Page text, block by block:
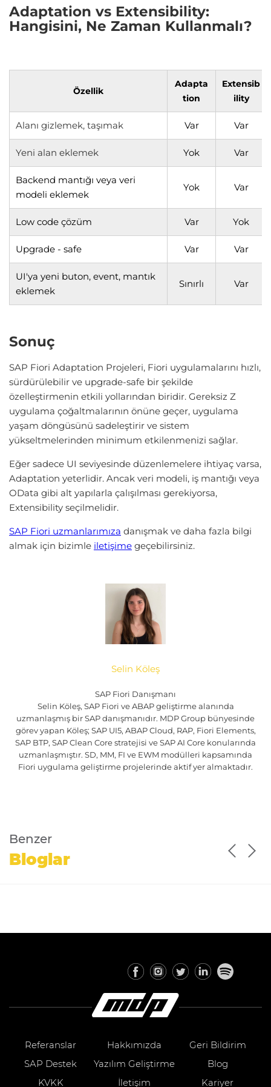
Adaptation vs Extensibility:
Hangisini, Ne Zaman Kullanmalı?
Özellik
Adapta
tion
Extensib
ility
Alanı gizlemek, taşımak Var Var
Yeni alan eklemek Yok Var
Backend mantığı veya veri
modeli eklemek
Yok Var
Low code çözüm Var Yok
Upgrade - safe Var Var
UI'ya yeni buton, event, mantık
eklemek
Sınırlı Var
Sonuç
SAP Fiori Adaptation Projeleri, Fiori uygulamalarını hızlı,
sürdürülebilir ve upgrade-safe bir şekilde
özelleştirmenin etkili yollarından biridir. Gereksiz Z
uygulama çoğaltmalarının önüne geçer, uygulama
yaşam döngüsünü sadeleştirir ve sistem
yükseltmelerinden minimum etkilenmenizi sağlar.
Eğer sadece UI seviyesinde düzenlemelere ihtiyaç varsa,
Adaptation yeterlidir. Ancak veri modeli, iş mantığı veya
OData gibi alt yapılarla çalışılması gerekiyorsa,
Extensibility seçilmelidir.
SAP Fiori uzmanlarımıza danışmak ve daha fazla bilgi
almak için bizimle iletişime geçebilirsiniz.
Selin Köleş
SAP Fiori Danışmanı
Selin Köleş, SAP Fiori ve ABAP geliştirme alanında
uzmanlaşmış bir SAP danışmanıdır. MDP Group bünyesinde
görev yapan Köleş; SAP UI5, ABAP Cloud, RAP, Fiori Elements,
SAP BTP, SAP Clean Core stratejisi ve SAP AI Core konularında
uzmanlaşmıştır. SD, MM, FI ve EWM modülleri kapsamında
Fiori uygulama geliştirme projelerinde aktif yer almaktadır.
Benzer
Bloglar
Referanslar Hakkımızda
Geri Bildirim
SAP Destek
Yazılım Geliştirme
Blog
KVKK
İletişim Kariyer